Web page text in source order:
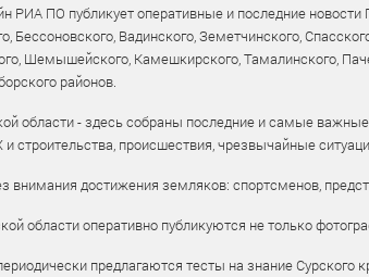
РИА ПО публикует оперативные и последние
Бессоновского, Вадинского, Земетчинского,
Шемышейского, Камешкирского, Тамалинского,
районов.
области - здесь собраны последние и самые
строительства, происшествия, чрезвычайные
достижения земляков: спортсменов,
области оперативно публикуются не только
предлагаются тесты на знание Сурского